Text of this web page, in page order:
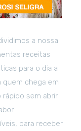
a nossa
receitas
para o dia a
quem chega em
rápido sem abrir
para receber